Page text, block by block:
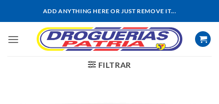
ADD ANYTHING HERE OR JUST REMOVE IT...
FILTRAR